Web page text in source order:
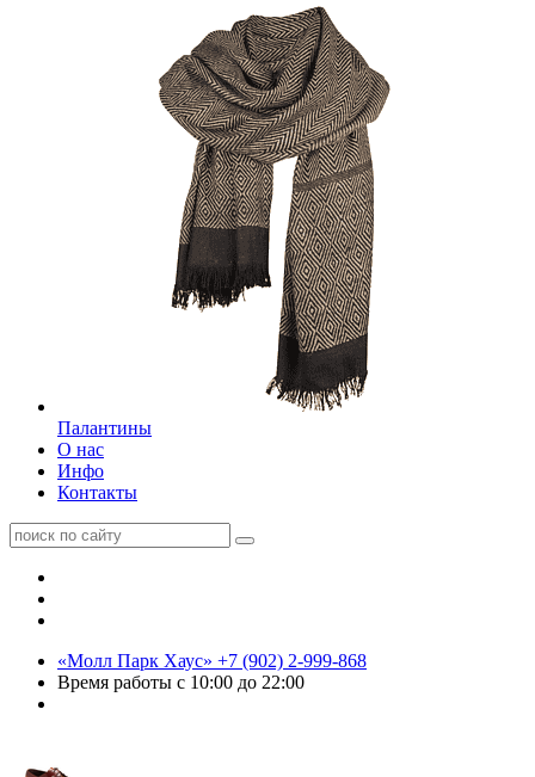
Палантины
О нас
Инфо
Контакты
«Молл Парк Хаус» +7 (902) 2-999-868
Время работы с 10:00 до 22:00